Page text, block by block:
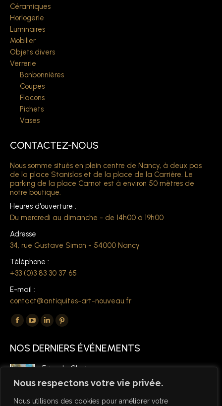
Nous respectons votre vie privée.
Nous utilisons des cookies pour améliorer votre
Céramiques
Horlogerie
Luminaires
Mobilier
Objets divers
Verrerie
Bonbonnières
Coupes
Flacons
Pichets
Vases
CONTACTEZ-NOUS
Nous somme situés en plein centre de Nancy, à deux pas
de la place Stanislas et de la place de la Carrière. Le
parking de la place Carnot est à environ 50 mètres de
notre boutique.
Heures d'ouverture :
Du mercredi au dimanche - de 14h00 à 19h00
Adresse
34, rue Gustave Simon - 54000 Nancy
Téléphone :
+33 (0)3 83 30 37 65
E-mail :
contact@antiquites-art-nouveau.fr
Trouvez nous sur :
La
Facebook
s'ouvre
nouvelle
La
YouTube
s'ouvre
nouvelle
La
LinkedIn
s'ouvre
une
nouvelle
La
Pinterest
s'ouvre
nouvelle
NOS DERNIERS ÉVÉNEMENTS
Foire de Chatou
6 mars 2026